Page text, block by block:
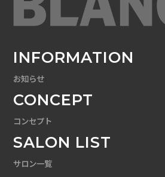
INFORMATION
お知らせ
CONCEPT
コンセプト
SALON LIST
サロン一覧